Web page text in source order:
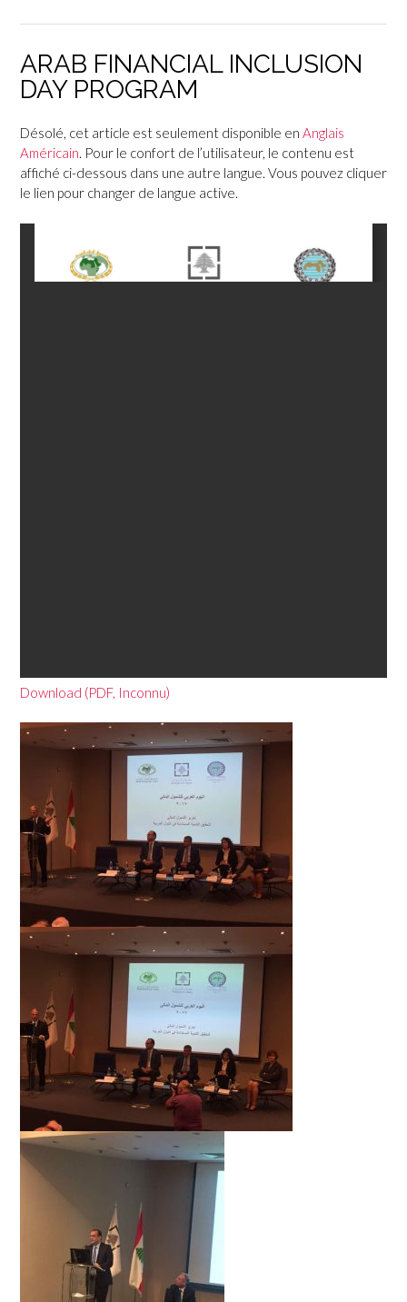
ARAB FINANCIAL INCLUSION
DAY PROGRAM
Désolé, cet article est seulement disponible en Anglais
Américain. Pour le confort de l’utilisateur, le contenu est
affiché ci-dessous dans une autre langue. Vous pouvez cliquer
le lien pour changer de langue active.
Download (PDF, Inconnu)